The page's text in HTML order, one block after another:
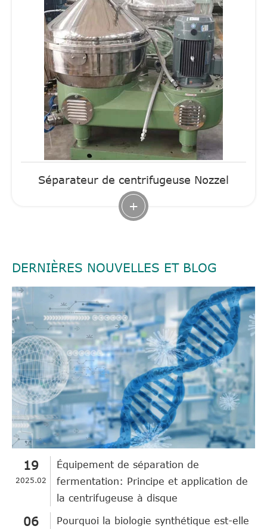
Séparateur de centrifugeuse Nozzel
+
DERNIÈRES NOUVELLES ET BLOG
19
2025.02
Équipement de séparation de
fermentation: Principe et application de
la centrifugeuse à disque
06
Pourquoi la biologie synthétique est-elle